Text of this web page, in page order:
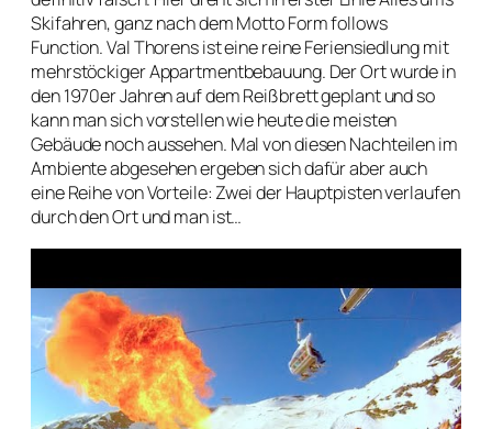
Skifahren, ganz nach dem Motto Form follows
Function. Val Thorens ist eine reine Feriensiedlung mit
mehrstöckiger Appartmentbebauung. Der Ort wurde in
den 1970er Jahren auf dem Reißbrett geplant und so
kann man sich vorstellen wie heute die meisten
Gebäude noch aussehen. Mal von diesen Nachteilen im
Ambiente abgesehen ergeben sich dafür aber auch
eine Reihe von Vorteile: Zwei der Hauptpisten verlaufen
durch den Ort und man ist…